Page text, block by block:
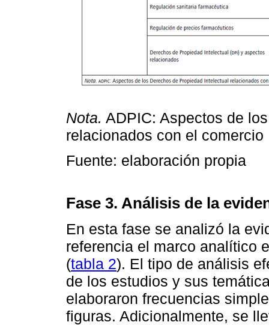
Nota. ADPIC: Aspectos de
relacionados con el comercio
Fuente: elaboración propia
Fase 3. Análisis de la
En esta fase se analizó la
referencia el marco analítico
(tabla 2). El tipo de análisis
de los estudios y sus
elaboraron frecuencias
figuras. Adicionalmente, se